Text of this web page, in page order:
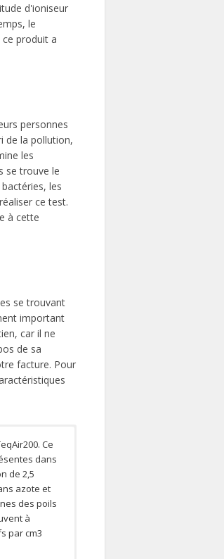
d'ioniseur
le
ce produit a
personnes
de la pollution,
les
se trouve le
les
ce test.
à cette
se trouvant
important
car il ne
de sa
facture. Pour
Ce
dans
de 2,5
azote et
des poils
à
par cm3